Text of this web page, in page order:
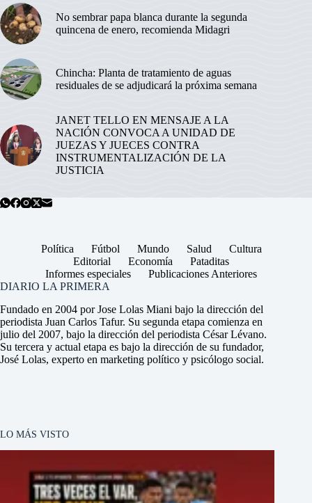
No sembrar papa blanca durante la segunda
quincena de enero, recomienda Midagri
Chincha: Planta de tratamiento de aguas
residuales de se adjudicará la próxima semana
JANET TELLO EN MENSAJE A LA
NACIÓN CONVOCA A UNIDAD DE
JUEZAS Y JUECES CONTRA
INSTRUMENTALIZACIÓN DE LA
JUSTICIA
Política Fútbol Mundo Salud
Cultura
Editorial
Economía
Pataditas
Informes especiales
Publicaciones Anteriores
DIARIO LA PRIMERA
Fundado en 2004 por Jose Lolas Miani bajo la dirección del
periodista Juan Carlos Tafur. Su segunda etapa comienza en
julio del 2007, bajo la dirección del periodista César Lévano.
Su tercera y actual etapa es bajo la dirección de su fundador,
José Lolas, experto en marketing político y psicólogo social.
LO MÁS VISTO